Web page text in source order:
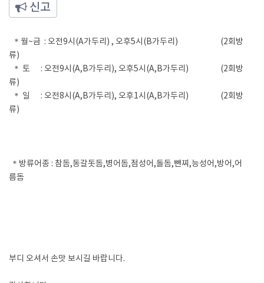
신고
＊월~금 : 오전9시(A가두리) , 오후5시(B가두리) (2회방
류)
＊ 토 : 오전9시(A,B가두리), 오후5시(A,B가두리) (2회방
류)
＊ 일 : 오전8시(A,B가두리), 오후1시(A,B가두리) (2회방
류)
＊방류어종 : 참돔,동갈돗돔,병어돔,점성어,돌돔,뺀찌,능성어,방어,어
름돔
부디 오셔서 손맛 보시길 바랍니다.